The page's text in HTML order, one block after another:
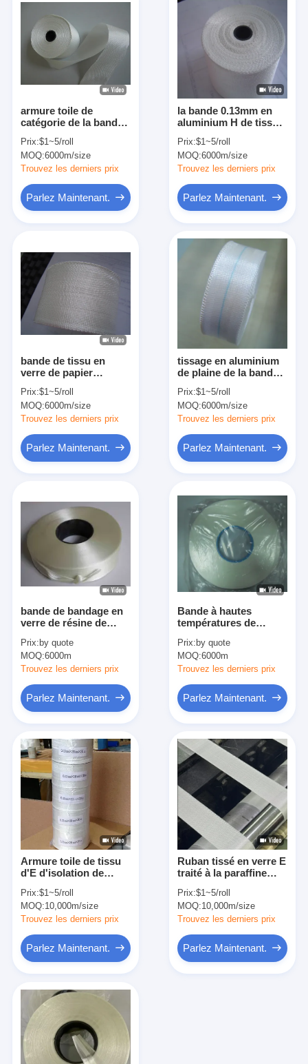
Produits
Au sujet de nous
Visite d'usine
Contactez-nous
Bande adhésive d'isolation
Bande d'isolation de tissu en verre
Bande résistante à la chaleur d'isolation
Ruban adhésif de tissu en verre
Ruban adhésif de film de Polyimide
Ruban adhésif de papier d'aluminium
Bande de tissu en verre de papier d'aluminium
L'aluminium a fait face au papier d'emballage
Tissu de fibre de verre de papier d'aluminium
Ruban adhésif de tissu
Ruban adhésif dégrossi par double
Ruban adhésif d'ANIMAL FAMILIER
Moulage de précision de précision
Panneau d'isolation électrique
armure toile de
catégorie de la bande
tissu en verre de
0.13mm
Prix:$1~5/roll
MOQ:6000m/size
Trouvez les derniers prix
Parlez Maintenant.
la bande 0.13mm en
aluminium H de tissu
évaluent tout
simplement le tissage
Prix:$1~5/roll
MOQ:6000m/size
Trouvez les derniers prix
Parlez Maintenant.
bande de tissu en
verre de papier
bande 38mm
d'isolation de tissu en
verre de 0.10mm
Prix:$1~5/roll
MOQ:6000m/size
Trouvez les derniers prix
Parlez Maintenant.
tissage en aluminium
de plaine de la bande
verre de 19mm
Prix:$1~5/roll
MOQ:6000m/size
Trouvez les derniers prix
Parlez Maintenant.
bande de bandage en
verre de résine de
la bande H d'isolation
de tissu en verre de
0.3mm
Prix:by quote
MOQ:6000m
Trouvez les derniers prix
Parlez Maintenant.
Bande à hautes
températures de
polyester de bande de
tissu de la classe
0.3mm de F
Prix:by quote
MOQ:6000m
Trouvez les derniers prix
Parlez Maintenant.
Armure toile de tissu
d'E d'isolation de
de la bande 0.08-
0.25mm H
Prix:$1~5/roll
MOQ:10,000m/size
Trouvez les derniers prix
Parlez Maintenant.
Ruban tissé en verre E
traité à la paraffine
d&#39;isolation
électrique
Prix:$1~5/roll
MOQ:10,000m/size
Trouvez les derniers prix
Parlez Maintenant.